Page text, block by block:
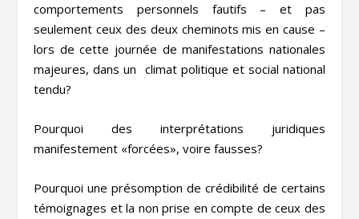
comportements personnels fautifs – et pas
seulement ceux des deux cheminots mis en cause –
lors de cette journée de manifestations nationales
majeures, dans un climat politique et social national
tendu?
Pourquoi des interprétations juridiques
manifestement «forcées», voire fausses?
Pourquoi une présomption de crédibilité de certains
témoignages et la non prise en compte de ceux des